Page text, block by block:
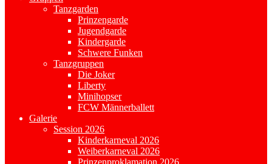
Tanzgarden
Prinzengarde
Jugendgarde
Kindergarde
Schwere Funken
Tanzgruppen
Die Joker
Liberty
Minihopser
FCW Männerballett
Galerie
Session 2026
Kinderkarneval 2026
Weiberkarneval 2026
Prinzenproklamation 2026